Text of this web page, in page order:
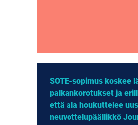
SOTE-sopimus koskee
palkankorotukset ja
että ala houkuttelee
neuvottelupäällikkö